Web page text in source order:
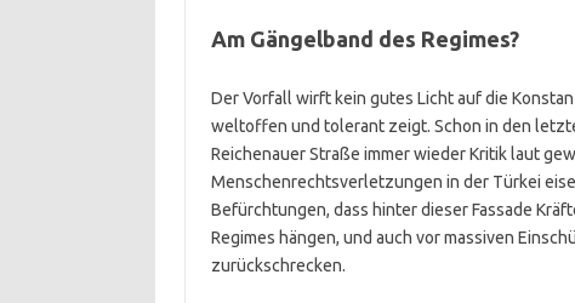
Am Gängelband des Regimes?
Der Vorfall wirft kein gutes Licht auf die
weltoffen und tolerant zeigt. Schon in den
Reichenauer Straße immer wieder Kritik laut
Menschenrechtsverletzungen in der Türkei
Befürchtungen, dass hinter dieser Fassade
Regimes hängen, und auch vor massiven
zurückschrecken.